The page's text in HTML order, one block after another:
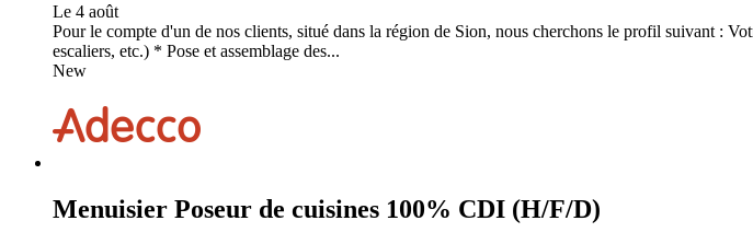
Le 4 août
Pour le compte d'un de nos clients, situé dans la région de Sion, nous cherchons le profil suivant :
escaliers, etc.) * Pose et assemblage des...
New
Menuisier Poseur de cuisines 100% CDI (H/F/D)